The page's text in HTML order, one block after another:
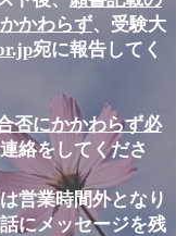
かわらず、受験大
宛に報告してく
否にかかわらず必
絡をしてくださ
営業時間外となり
にメッセージを残